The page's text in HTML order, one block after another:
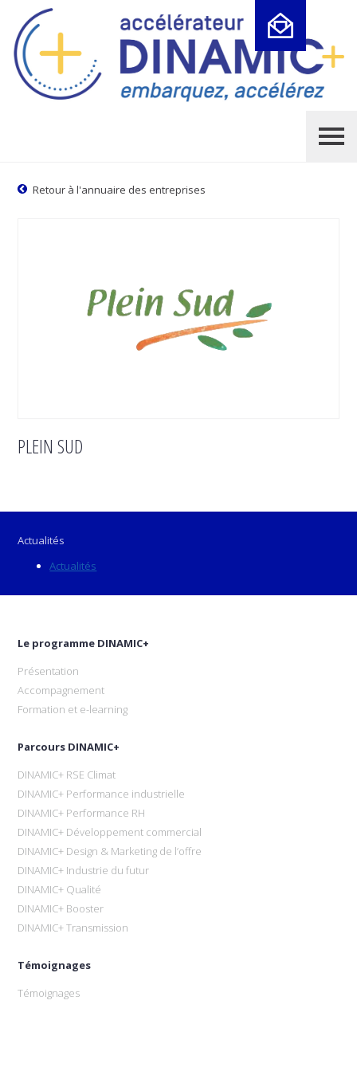
Retour à l'annuaire des entreprises
PLEIN SUD
Actualités
Actualités
Le programme DINAMIC+
Présentation
Accompagnement
Formation et e-learning
Parcours DINAMIC+
DINAMIC+ RSE Climat
DINAMIC+ Performance industrielle
DINAMIC+ Performance RH
DINAMIC+ Développement commercial
DINAMIC+ Design & Marketing de l’offre
DINAMIC+ Industrie du futur
DINAMIC+ Qualité
DINAMIC+ Booster
DINAMIC+ Transmission
Témoignages
Témoignages
Cookies management panel